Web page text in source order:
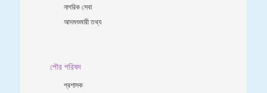
নাগরিক সেবা
আদমশুমারী তথ্য
পৌর পরিষদ
প্রশাসক